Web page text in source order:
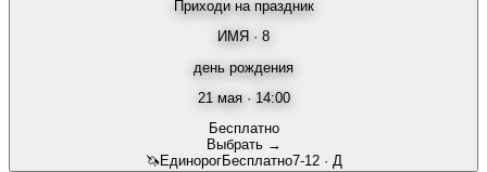
Приходи на праздник
ИМЯ · 8
день рождения
21 мая · 14:00
Бесплатно
Выбрать →
🦄ЕдинорогБесплатно7-12· Д